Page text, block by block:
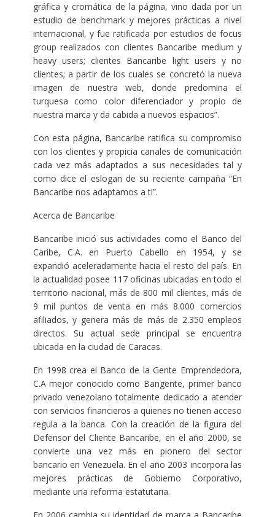
gráfica y cromática de la página, vino dada por un
estudio de benchmark y mejores prácticas a nivel
internacional, y fue ratificada por estudios de focus
group realizados con clientes Bancaribe medium y
heavy users; clientes Bancaribe light users y no
clientes; a partir de los cuales se concretó la nueva
imagen de nuestra web, donde predomina el
turquesa como color diferenciador y propio de
nuestra marca y da cabida a nuevos espacios”.
Con esta página, Bancaribe ratifica su compromiso
con los clientes y propicia canales de comunicación
cada vez más adaptados a sus necesidades tal y
como dice el eslogan de su reciente campaña “En
Bancaribe nos adaptamos a ti”.
Acerca de Bancaribe
Bancaribe inició sus actividades como el Banco del
Caribe, C.A. en Puerto Cabello en 1954, y se
expandió aceleradamente hacia el resto del país. En
la actualidad posee 117 oficinas ubicadas en todo el
territorio nacional, más de 800 mil clientes, más de
9 mil puntos de venta en más 8.000 comercios
afiliados, y genera más de más de 2.350 empleos
directos. Su actual sede principal se encuentra
ubicada en la ciudad de Caracas.
En 1998 crea el Banco de la Gente Emprendedora,
C.A mejor conocido como Bangente, primer banco
privado venezolano totalmente dedicado a atender
con servicios financieros a quienes no tienen acceso
regula a la banca. Con la creación de la figura del
Defensor del Cliente Bancaribe, en el año 2000, se
convierte una vez más en pionero del sector
bancario en Venezuela. En el año 2003 incorpora las
mejores prácticas de Gobierno Corporativo,
mediante una reforma estatutaria.